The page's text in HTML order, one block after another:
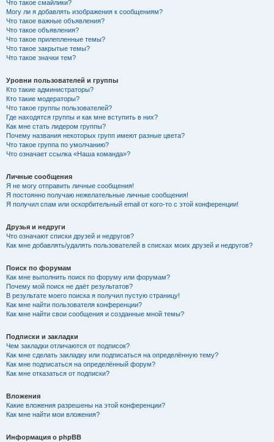
Что такое смайлики?
Могу ли я добавлять изображения к сообщениям?
Что такое важные объявления?
Что такое объявления?
Что такое прилепленные темы?
Что такое закрытые темы?
Что такое значки тем?
Уровни пользователей и группы
Кто такие администраторы?
Кто такие модераторы?
Что такое группы пользователей?
Где находятся группы и как мне вступить в них?
Как мне стать лидером группы?
Почему названия некоторых групп имеют разные цвета?
Что такое группа по умолчанию?
Что означает ссылка «Наша команда»?
Личные сообщения
Я не могу отправить личные сообщения!
Я постоянно получаю нежелательные личные сообщения!
Я получил спам или оскорбительный email от кого-то с этой конференции!
Друзья и недруги
Что означают списки друзей и недругов?
Как мне добавлять/удалять пользователей в списках моих друзей и недругов?
Поиск по форумам
Как мне выполнить поиск по форуму или форумам?
Почему мой поиск не даёт результатов?
В результате моего поиска я получил пустую страницу!
Как мне найти пользователя конференции?
Как мне найти свои сообщения и созданные мной темы?
Подписки и закладки
Чем закладки отличаются от подписок?
Как мне сделать закладку или подписаться на определённую тему?
Как мне подписаться на определённый форум?
Как мне отказаться от подписки?
Вложения
Какие вложения разрешены на этой конференции?
Как мне найти мои вложения?
Информация о phpBB